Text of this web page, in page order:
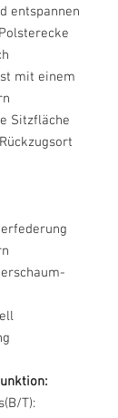
entspannen
mit einem
Sitzfläche
T):